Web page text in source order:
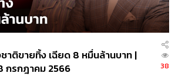
าติขายทิ้ง เฉียด 8 หมื่นล้านบาท |
กรกฎาคม 2566
38